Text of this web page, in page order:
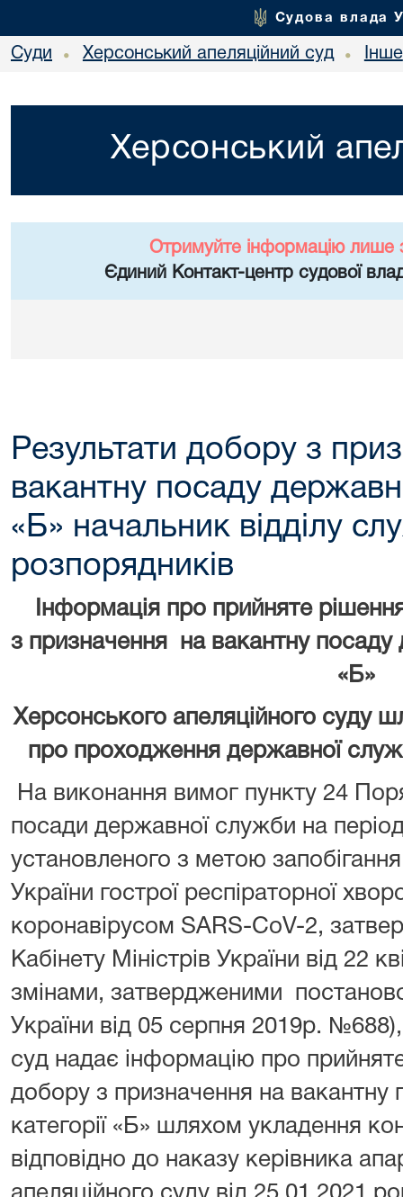
Судова влада
Суди • Херсонський апеляційний суд • Інше
Херсонський
Отримуйте інформацію лише
Єдиний Контакт-центр судової
Результати добору з
вакантну посаду
«Б» начальник відділу
розпорядників
Інформація про прийняте
з призначення на вакантну посаду
«Б»
Херсонського апеляційного суду
про проходження державної
На виконання вимог пункту 24
посади державної служби на період
установленого з метою
України гострої респіраторної
коронавірусом SARS-CoV-2,
Кабінету Міністрів України від 22
змінами, затвердженими
України від 05 серпня 2019р.
суд надає інформацію про
добору з призначення на
категорії «Б» шляхом укладення
відповідно до наказу керівника